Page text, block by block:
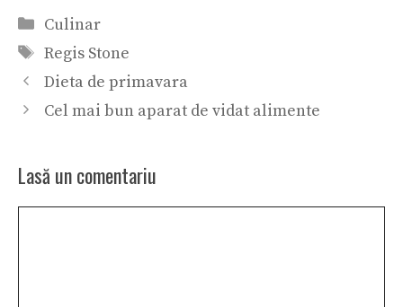
Categorii
Culinar
Etichete
Regis Stone
Dieta de primavara
Cel mai bun aparat de vidat alimente
Lasă un comentariu